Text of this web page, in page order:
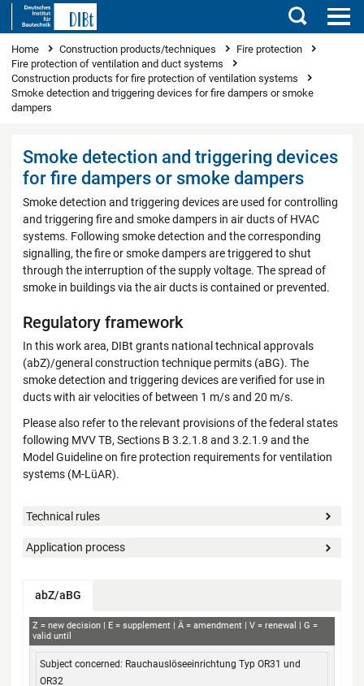
Search
You are here
Home Construction products/techniques
Fire protection
Fire protection of ventilation and duct systems
Construction products for fire protection of ventilation systems
Smoke detection and triggering devices for fire dampers or smoke
dampers
Smoke detection and triggering devices
for fire dampers or smoke dampers
Smoke detection and triggering devices are used for controlling
and triggering fire and smoke dampers in air ducts of HVAC
systems. Following smoke detection and the corresponding
signalling, the fire or smoke dampers are triggered to shut
through the interruption of the supply voltage. The spread of
smoke in buildings via the air ducts is contained or prevented.
Regulatory framework
In this work area, DIBt grants national technical approvals
(abZ)/general construction technique permits (aBG). The
smoke detection and triggering devices are verified for use in
ducts with air velocities of between 1 m/s and 20 m/s.
Please also refer to the relevant provisions of the federal states
following MVV TB, Sections B 3.2.1.8 and 3.2.1.9 and the
Model Guideline on fire protection requirements for ventilation
systems (M-LüAR).
Technical rules
Application process
abZ/aBG
abZ+aBG
Z new decision E supplement Ä amendment V renewal
G
valid until
from / to
Rauchauslöseeinrichtung Typ OR31 und
OR32